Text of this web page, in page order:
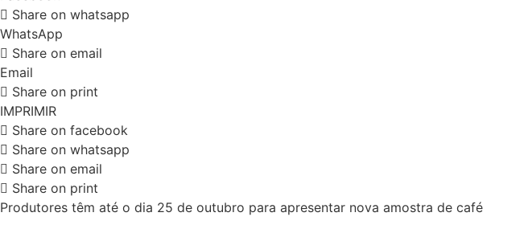
Share on whatsapp
WhatsApp
Share on email
Email
Share on print
IMPRIMIR
Share on facebook
Share on whatsapp
Share on email
Share on print
Produtores têm até o dia 25 de outubro para apresentar nova amostra de café